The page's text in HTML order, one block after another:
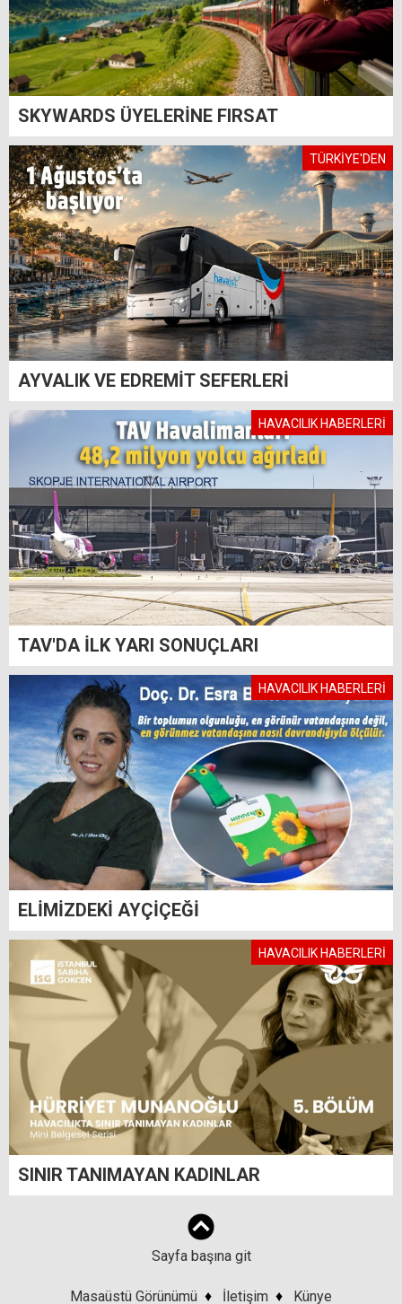
SKYWARDS ÜYELERİNE FIRSAT
TÜRKİYE'DEN
AYVALIK VE EDREMİT SEFERLERİ
HAVACILIK HABERLERİ
TAV'DA İLK YARI SONUÇLARI
HAVACILIK HABERLERİ
ELİMİZDEKİ AYÇİÇEĞİ
HAVACILIK HABERLERİ
SINIR TANIMAYAN KADINLAR
Sayfa başına git
Masaüstü Görünümü ♦ İletişim ♦ Künye